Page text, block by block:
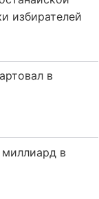
избирателей
в
миллиард в